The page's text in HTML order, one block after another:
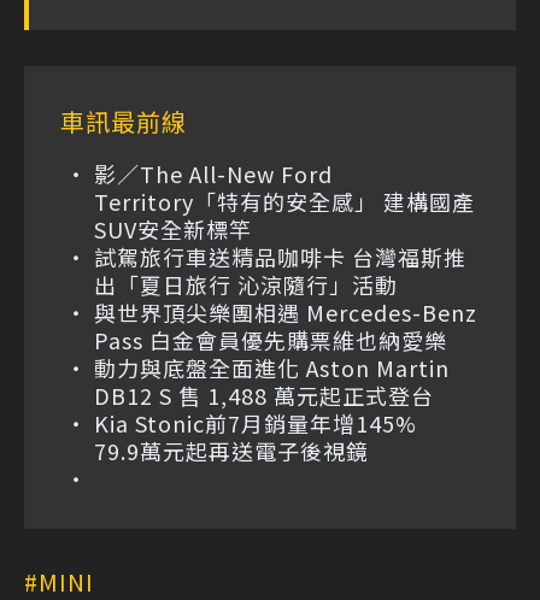
車訊最前線
影／The All-New Ford
Territory「特有的安全感」 建構國產
SUV安全新標竿
試駕旅行車送精品咖啡卡 台灣福斯推
出「夏日旅行 沁涼隨行」活動
與世界頂尖樂團相遇 Mercedes-Benz
Pass 白金會員優先購票維也納愛樂
動力與底盤全面進化 Aston Martin
DB12 S 售 1,488 萬元起正式登台
Kia Stonic前7月銷量年增145%
79.9萬元起再送電子後視鏡
MINI